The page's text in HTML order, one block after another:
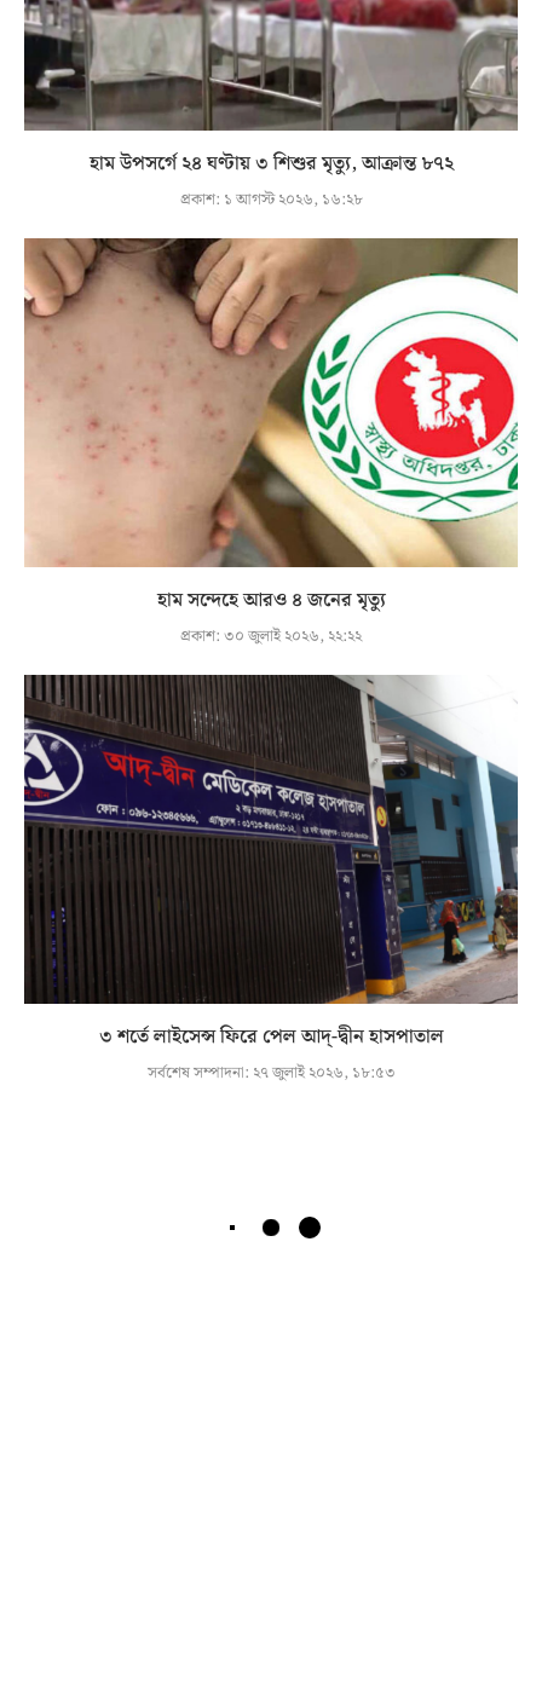
হাম উপসর্গে ২৪ ঘণ্টায় ৩ শিশুর মৃত্যু, আক্রান্ত ৮৭২
প্রকাশ: ১ আগস্ট ২০২৬, ১৬:২৮
হাম সন্দেহে আরও ৪ জনের মৃত্যু
প্রকাশ:৩০ জুলাই ২০২৬, ২২:২২
৩ শর্তে লাইসেন্স ফিরে পেল আদ্-দ্বীন হাসপাতাল
সর্বশেষ সম্পাদনা: ২৭ জুলাই ২০২৬, ১৮:৫৩